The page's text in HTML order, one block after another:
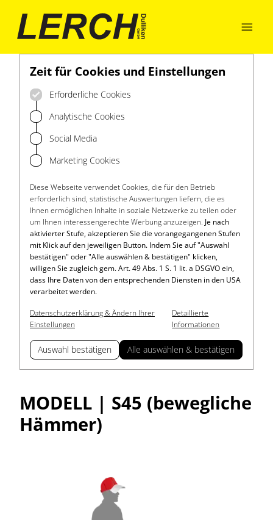

Zeit für Cookies und Einstellungen
Erforderliche Cookies
Analytische Cookies
Social Media
Marketing Cookies
Diese Webseite verwendet Cookies, die für den Betrieb
erforderlich sind, statistische Auswertungen liefern, die es
Ihnen ermöglichen Inhalte in soziale Netzwerke zu teilen oder
um Ihnen interessengerechte Werbung anzuzeigen. Je nach
aktivierter Stufe, akzeptieren Sie die vorangegangenen Stufen
mit Klick auf den jeweiligen Button. Indem Sie auf "Auswahl
bestätigen" oder "Alle auswählen & bestätigen" klicken,
willigen Sie zugleich gem. Art. 49 Abs. 1 S. 1 lit. a DSGVO ein,
dass Ihre Daten von den entsprechenden Diensten in den USA
verarbeitet werden.
Datenschutzerklärung & Ändern Ihrer
Einstellungen
Detaillierte
Informationen
Auswahl bestätigen Alle auswählen & bestätigen
MODELL | S45 (bewegliche
Hämmer)